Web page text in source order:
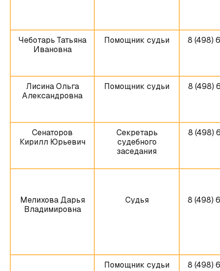
Чеботарь Татьяна
Ивановна
Помощник судьи 8 (498)
Лисина Ольга
Александровна
Помощник судьи 8 (498)
Сенаторов
Кирилл Юрьевич
Секретарь
судебного
заседания
8 (498)
Мелихова Дарья
Владимировна
Судья 8 (498)
Помощник судьи 8 (498)